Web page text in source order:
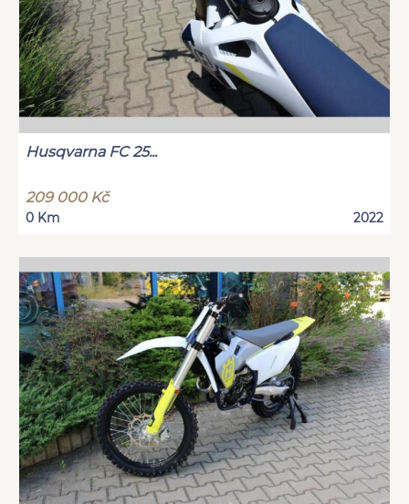
Husqvarna FC 25...
209 000 Kč
0 Km 2022